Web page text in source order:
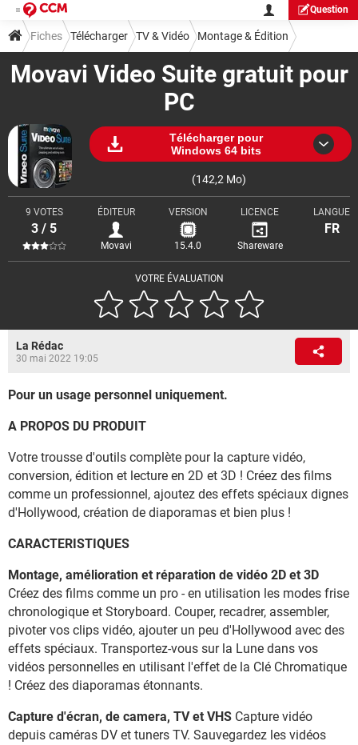
Question
Movavi Video Suite gratuit pour
PC
Télécharger pour
Windows 64 bits
(142,2 Mo)
VOTRE ÉVALUATION
9 VOTES
3 / 5
ÉDITEUR
Movavi
VERSION
15.4.0
LICENCE
Shareware
LANGUE
FR
Fiches Télécharger TV & Vidéo Montage & Édition
La Rédac
30 mai 2022 19:05
Pour un usage personnel uniquement.
A PROPOS DU PRODUIT
Votre trousse d'outils complète pour la capture vidéo,
conversion, édition et lecture en 2D et 3D ! Créez des films
comme un professionnel, ajoutez des effets spéciaux dignes
d'Hollywood, création de diaporamas et bien plus !
CARACTERISTIQUES
Montage, amélioration et réparation de vidéo 2D et 3D
Créez des films comme un pro - en utilisation les modes frise
chronologique et Storyboard. Couper, recadrer, assembler,
pivoter vos clips vidéo, ajouter un peu d'Hollywood avec des
effets spéciaux. Transportez-vous sur la Lune dans vos
vidéos personnelles en utilisant l'effet de la Clé Chromatique
! Créez des diaporamas étonnants.
Capture d'écran, de camera, TV et VHS Capture vidéo
depuis caméras DV et tuners TV. Sauvegardez les vidéos